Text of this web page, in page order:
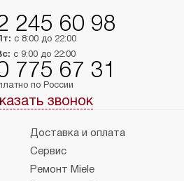
245 60 98
с 8:00 до 22:00
с 9:00 до 22:00
775 67 31
по России
звонок
Доставка и оплата
Сервис
Ремонт Miele